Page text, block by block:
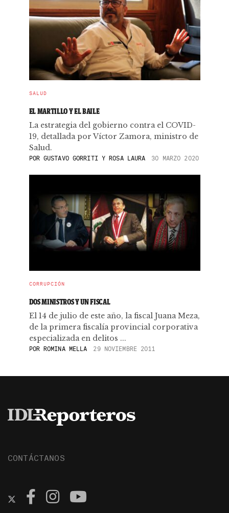
SALUD
EL MARTILLO Y EL BAILE
La estrategia del gobierno contra el COVID-
19, detallada por Víctor Zamora, ministro de
Salud.
PORGUSTAVO GORRITI Y ROSA LAURA 30 MARZO 2020
CORRUPCIÓN
DOS MINISTROS Y UN FISCAL
El 14 de julio de este año, la fiscal Juana Meza,
de la primera fiscalía provincial corporativa
especializada en delitos ...
POR ROMINA MELLA 29 NOVIEMBRE 2011
CONTÁCTANOS